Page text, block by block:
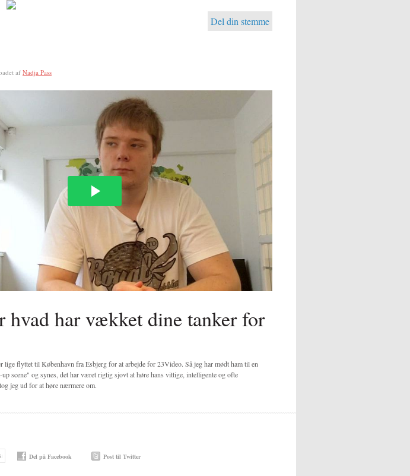
Del din stemme
af Nadja Pass
hvad har vækket dine tanker for
flyttet til København fra Esbjerg for at arbejde for 23Video. Så jeg har mødt ham til en
up scene" og synes, det har været rigtig sjovt at høre hans vittige, intelligente og ofte
jeg ud for at høre nærmere om.
Del på Facebook
Post til Twitter